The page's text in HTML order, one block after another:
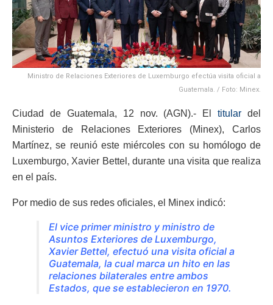
Ministro de Relaciones Exteriores de Luxemburgo efectúa visita oficial a
Guatemala. / Foto: Minex.
Ciudad de Guatemala, 12 nov. (AGN).- Eltitular del
Ministerio de Relaciones Exteriores (Minex), Carlos
Martínez, se reunió este miércoles con su homólogo de
Luxemburgo, Xavier Bettel, durante una visita que realiza
en el país.
Por medio de sus redes oficiales, el Minex indicó:
El vice primer ministro y ministro de
Asuntos Exteriores de Luxemburgo,
Xavier Bettel, efectuó una visita oficial a
Guatemala, la cual marca un hito en las
relaciones bilaterales entre ambos
Estados, que se establecieron en 1970.